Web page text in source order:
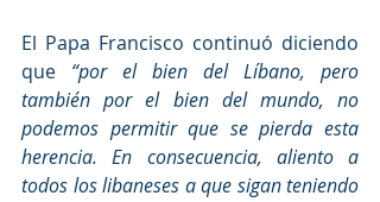
El Papa Francisco continuó diciendo
que “por el bien del Líbano, pero
también por el bien del mundo, no
podemos permitir que se pierda esta
herencia. En consecuencia, aliento a
todos los libaneses a que sigan teniendo